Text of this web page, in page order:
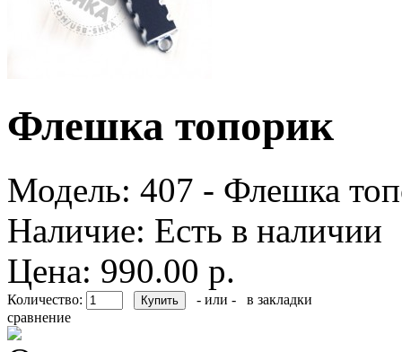
Флешка топорик
Модель: 407 - Флешка
Наличие: Есть в наличии
Цена: 990.00 р.
Количество: - или -
в закладки
сравнение